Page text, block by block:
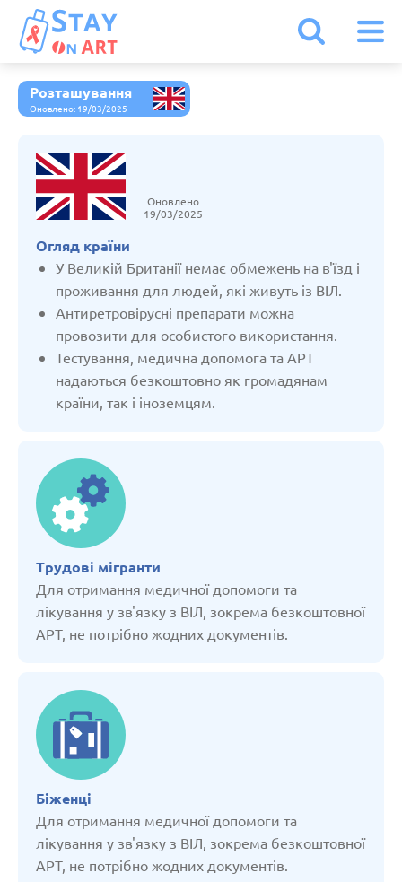
Розташування
Оновлено: 19/03/2025
Оновлено
19/03/2025
Огляд країни
У Великій Британії немає обмежень на в'їзд і
проживання для людей, які живуть із ВІЛ.
Антиретровірусні препарати можна
провозити для особистого використання.
Тестування, медична допомога та АРТ
надаються безкоштовно як громадянам
країни, так і іноземцям.
Трудові мігранти
Для отримання медичної допомоги та
лікування у зв'язку з ВІЛ, зокрема безкоштовної
АРТ, не потрібно жодних документів.
Біженці
Для отримання медичної допомоги та
лікування у зв'язку з ВІЛ, зокрема безкоштовної
АРТ, не потрібно жодних документів.
Іспанія
Італія
Австрія
Бельгія
Болгарія
Білорусь
Грузія
Данія
Естонія
Киргізстан
Латвія
Молдова
Нідерланди